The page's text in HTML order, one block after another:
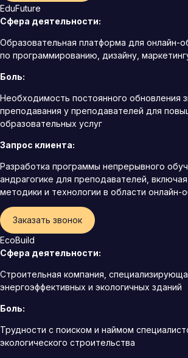
EduFuture
Сфера деятельности:
Образовательная платформа для онлайн-
по программированию, дизайну,
Боль:
Необходимость постоянного обновления
преподавания у преподавателей для
образовательных услуг
Запрос клиента:
Разработка программы непрерывного
андрагогике для преподавателей,
методики и технологии в области онлайн-
Заказать звонок
EcoBuild
Сфера деятельности:
Строительная компания,
энергоэффективных и экологичных зданий
Боль:
Трудности с поиском и наймом
экологического строительства